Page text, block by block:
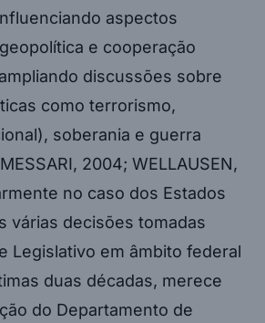
aspectos
e cooperação
discussões sobre
como terrorismo,
soberania e guerra
2004; WELLAUSEN,
no caso dos Estados
várias decisões tomadas
Legislativo em âmbito federal
duas décadas, merece
do Departamento de